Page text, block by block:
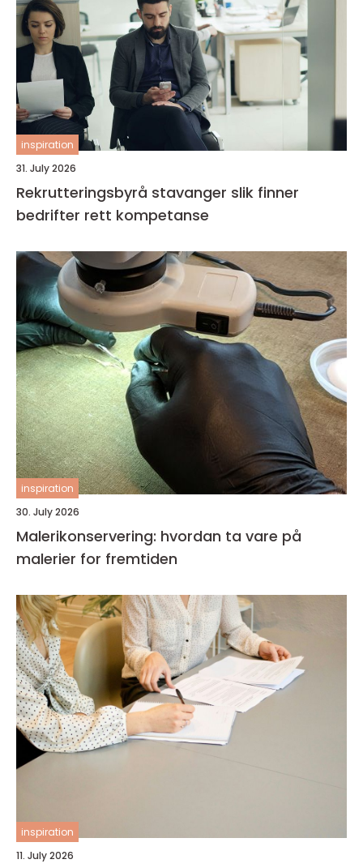
inspiration
31. July 2026
Rekrutteringsbyrå stavanger slik finner
bedrifter rett kompetanse
inspiration
30. July 2026
Malerikonservering: hvordan ta vare på
malerier for fremtiden
inspiration
11. July 2026